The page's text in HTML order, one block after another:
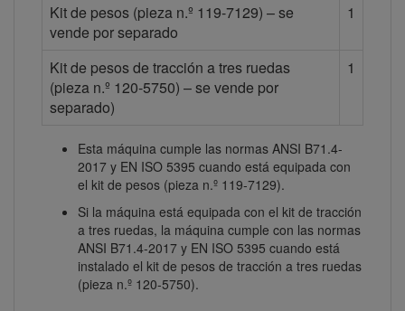
Kit de pesos (pieza n.º 119-7129) – se
vende por separado
1
Kit de pesos de tracción a tres ruedas
(pieza n.º 120-5750) – se vende por
separado)
1
Esta máquina cumple las normas ANSI B71.4-
2017 y EN ISO 5395 cuando está equipada con
el kit de pesos (pieza n.º 119-7129).
Si la máquina está equipada con el kit de tracción
a tres ruedas, la máquina cumple con las normas
ANSI B71.4-2017 y EN ISO 5395 cuando está
instalado el kit de pesos de tracción a tres ruedas
(pieza n.º 120-5750).